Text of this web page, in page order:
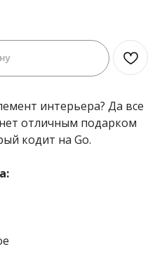
интерьера? Да все
отличным подарком
кодит на Go.